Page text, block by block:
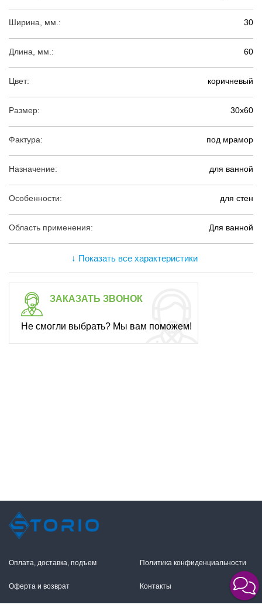
Ширина, мм.: 30
Длина, мм.: 60
Цвет: коричневый
Размер: 30х60
Фактура: под мрамор
Назначение: для ванной
Особенности: для стен
Область применения: Для ванной
↓ Показать все характеристики
ЗАКАЗАТЬ ЗВОНОК
Не смогли выбрать? Мы вам поможем!
Оплата, доставка, подъем
Оферта и возврат
Политика конфиденциальности
Контакты